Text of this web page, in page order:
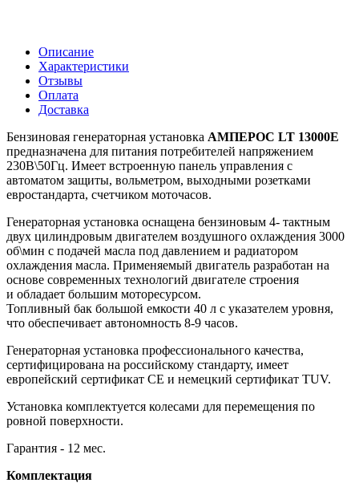
Описание
Характеристики
Отзывы
Оплата
Доставка
Бензиновая генераторная установка АМПЕРОС LT 13000E
предназначена для питания потребителей напряжением
230В\50Гц. Имеет встроенную панель управления с
автоматом защиты, вольметром, выходными розетками
евростандарта, счетчиком моточасов.
Генераторная установка оснащена бензиновым 4- тактным
двух цилиндровым двигателем воздушного охлаждения 3000
об\мин с подачей масла под давлением и радиатором
охлаждения масла. Применяемый двигатель разработан на
основе современных технологий двигателе строения
и обладает большим моторесурсом.
Топливный бак большой емкости 40 л с указателем уровня,
что обеспечивает автономность 8-9 часов.
Генераторная установка профессионального качества,
сертифицирована на российскому стандарту, имеет
европейский сертификат CE и немецкий сертификат TUV.
Установка комплектуется колесами для перемещения по
ровной поверхности.
Гарантия - 12 мес.
Комплектация